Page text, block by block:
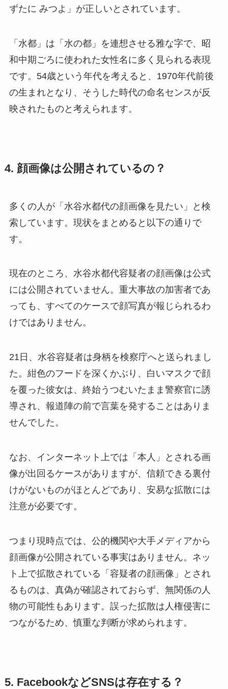
ずたに みつよ」が正しいとされています。
「水都」は「水の都」を連想させる雅な字で、昭
和中期ごろに使われた女性名に多く見られる表現
です。54歳という年代を考えると、1970年代前後
の生まれとなり、そうした時代の命名センスが反
映されたものと考えられます。
4. 顔画像は公開されているの？
多くの人が「水谷水都代の顔画像を見たい」と検
索しています。現状をまとめると以下の通りで
す。
現在のところ、水谷水都代容疑者の顔画像は公式
には公開されていません。重大事故の加害者であ
っても、すべてのケースで顔写真が報じられるわ
けではありません。
21日、水谷容疑者は身柄を検察庁へと送られまし
た。紺色のフードを深くかぶり、白いマスクで顔
を覆った彼女は、終始うつむいたまま警察官に誘
導され、報道陣の前で言葉を発することはありま
せんでした。
なお、インターネット上では「本人」とされる画
像が出回るケースがありますが、信頼できる裏付
けがないものがほとんどであり、安易な拡散には
注意が必要です。
つまり現時点では、公的機関や大手メディアから
顔画像が公開されている事実はありません。ネッ
ト上で拡散されている「容疑者の顔画像」とされ
るものは、真偽が確認されておらず、無関係の人
物の可能性もあります。誤った拡散は人権侵害に
つながるため、慎重な判断が求められます。
5. FacebookなどSNSは存在する？